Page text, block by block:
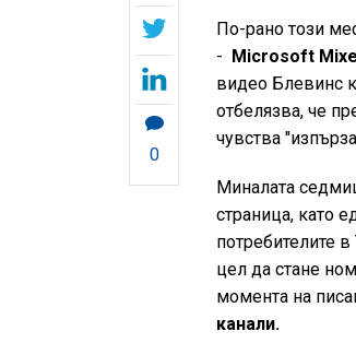
0
По-рано този
- Microsoft
видео Блевинс
отбелязва, че
чувства
Миналата
страница, като
потребителите
цел да стане
момента на
канали.